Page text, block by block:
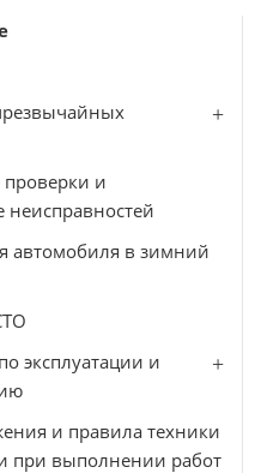
и
неисправностей
автомобиля в зимний
эксплуатации и
и правила техники
при выполнении работ